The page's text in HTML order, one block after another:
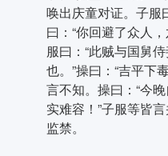
唤出庆童对证。子服
曰：“你回避了众人
服曰：“此贼与国舅
也。”操曰：“吉平下
言不知。操曰：“今
实难容！”子服等皆
监禁。